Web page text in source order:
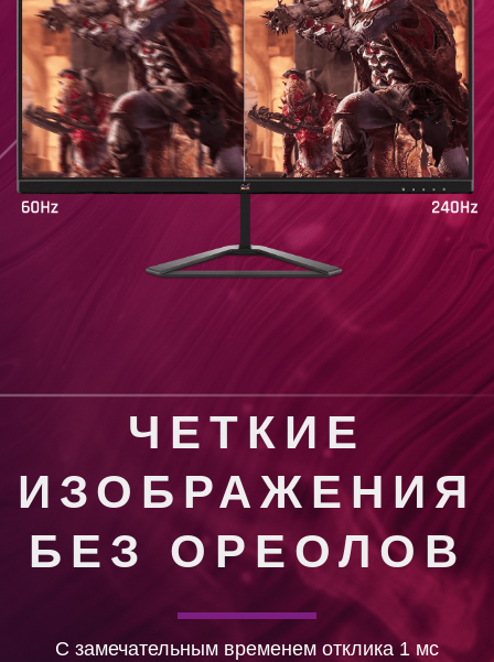
ЧЕТКИЕ
ИЗОБРАЖЕНИЯ
БЕЗ ОРЕОЛОВ
С замечательным временем отклика 1 мс